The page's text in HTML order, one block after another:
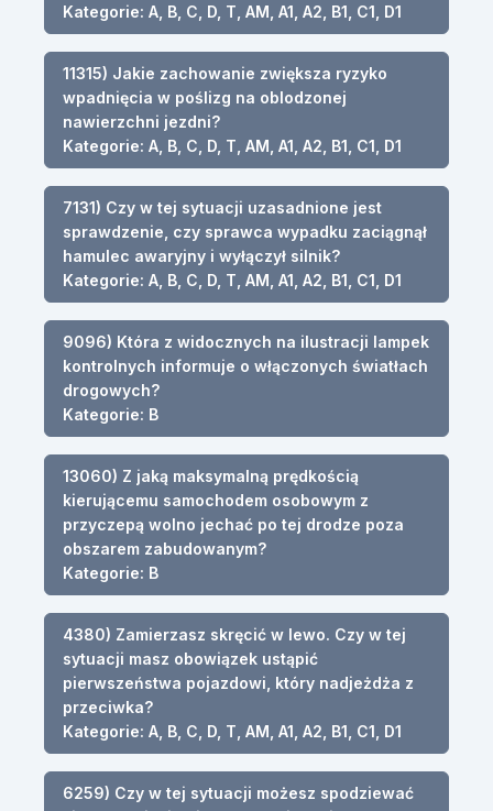
Kategorie: A, B, C, D, T, AM, A1, A2, B1, C1, D1
11315) Jakie zachowanie zwiększa ryzyko
wpadnięcia w poślizg na oblodzonej
nawierzchni jezdni?
Kategorie: A, B, C, D, T, AM, A1, A2, B1, C1, D1
7131) Czy w tej sytuacji uzasadnione jest
sprawdzenie, czy sprawca wypadku zaciągnął
hamulec awaryjny i wyłączył silnik?
Kategorie: A, B, C, D, T, AM, A1, A2, B1, C1, D1
9096) Która z widocznych na ilustracji lampek
kontrolnych informuje o włączonych światłach
drogowych?
Kategorie: B
13060) Z jaką maksymalną prędkością
kierującemu samochodem osobowym z
przyczepą wolno jechać po tej drodze poza
obszarem zabudowanym?
Kategorie: B
4380) Zamierzasz skręcić w lewo. Czy w tej
sytuacji masz obowiązek ustąpić
pierwszeństwa pojazdowi, który nadjeżdża z
przeciwka?
Kategorie: A, B, C, D, T, AM, A1, A2, B1, C1, D1
6259) Czy w tej sytuacji możesz spodziewać